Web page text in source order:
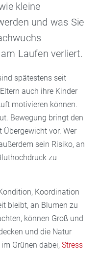
kleine
und was Sie
Laufen verliert.
spätestens seit
auch ihre Kinder
motivieren können.
Bewegung bringt den
vor. Wer
sein Risiko, an
zu
Koordination
bleibt, an Blumen zu
können Groß und
und die Natur
Grünen dabei, Stress